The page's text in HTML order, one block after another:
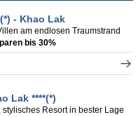
- Khao Lak
am endlosen Traumstrand
bis 30%
Lak ****(*)
stylisches Resort in bester Lage